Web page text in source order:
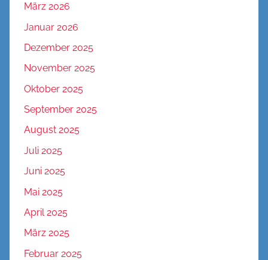
März 2026
Januar 2026
Dezember 2025
November 2025
Oktober 2025
September 2025
August 2025
Juli 2025
Juni 2025
Mai 2025
April 2025
März 2025
Februar 2025